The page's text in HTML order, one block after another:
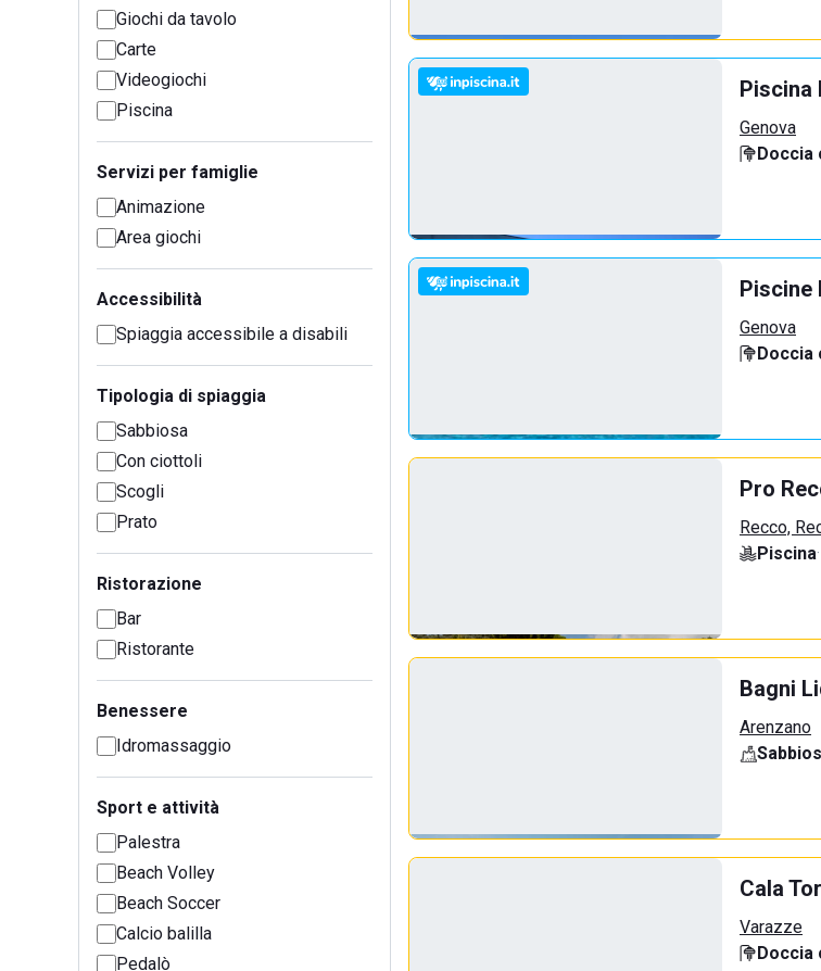
Giochi da tavolo
Carte
Videogiochi
Piscina
Servizi per famiglie
Animazione
Area giochi
Accessibilità
Spiaggia accessibile a disabili
Tipologia di spiaggia
Sabbiosa
Con ciottoli
Scogli
Prato
Ristorazione
Bar
Ristorante
Benessere
Idromassaggio
Sport e attività
Palestra
Beach Volley
Beach Soccer
Calcio balilla
Pedalò
Piscina
Genova
Doccia
Piscine
Genova
Doccia
Pro
Recco,
Piscina·
Bagni
Arenzano
Cala
Varazze
Doccia